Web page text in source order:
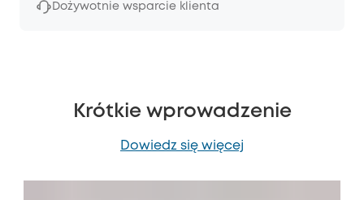
Dożywotnie wsparcie klienta
Krótkie wprowadzenie
Dowiedz się więcej